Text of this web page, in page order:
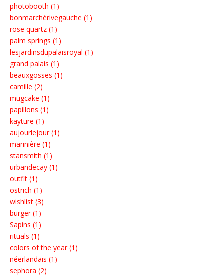
photobooth (1)
bonmarchérivegauche (1)
rose quartz (1)
palm springs (1)
lesjardinsdupalaisroyal (1)
grand palais (1)
beauxgosses (1)
camille (2)
mugcake (1)
papillons (1)
kayture (1)
aujourlejour (1)
marinière (1)
stansmith (1)
urbandecay (1)
outfit (1)
ostrich (1)
wishlist (3)
burger (1)
Sapins (1)
rituals (1)
colors of the year (1)
néerlandais (1)
sephora (2)